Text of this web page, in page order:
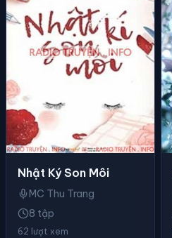
Nhật Ký Son Môi
MC Thu Trang
8 tập
62 lượt xem